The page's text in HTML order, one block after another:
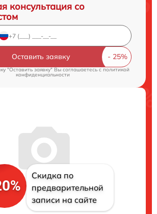
консультация со
Оставить заявку
"Оставить заявку" Вы соглашаетесь c политикой
конфиденциальности
Скидка по
предварительной
записи на сайте